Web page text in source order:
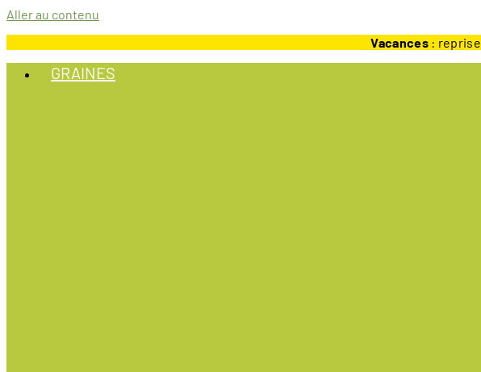
Aller au contenu
Vacances:
GRAINES